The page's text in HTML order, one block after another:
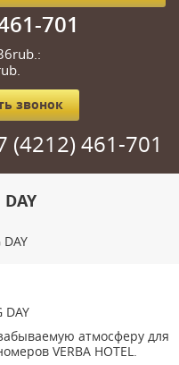
701
звонок
(4212) 461-701
атмосферу для
VERBA HOTEL.